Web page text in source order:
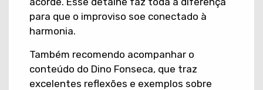
para que o improviso soe conectado à
harmonia.
Também recomendo acompanhar o
conteúdo do Dino Fonseca, que traz
excelentes reflexões e exemplos sobre